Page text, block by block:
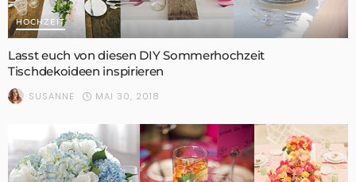
HOCHZEIT
Lasst euch von diesen DIY Sommerhochzeit
Tischdekoideen inspirieren
SUSANNE MAI 30, 2018